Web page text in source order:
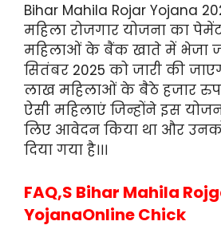
Bihar Mahila Rojar Yojana
महिला रोजगार योजना का
महिलाओं के बैंक खाते में भेजा
सितंबर 2025 को जारी की
लाख महिलाओं के बैठे हजार
ऐसी महिलाएं जिन्होंने इस
लिए आवेदन किया था और
दिया गया है।।।
FAQ,S Bihar Mahila
YojanaOnline Chick